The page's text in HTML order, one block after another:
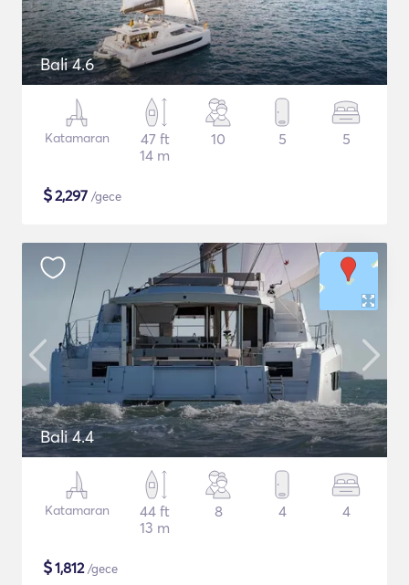
Bali 4.6
Katamaran
47 ft
14 m
10 5 5
$2,297 /gece
Bali 4.4
Katamaran
44 ft
13 m
8 4 4
$1,812/gece